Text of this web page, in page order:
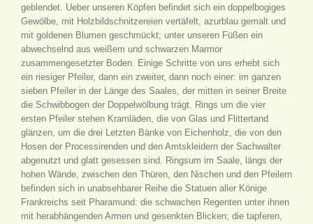
geblendet. Ueber unseren Köpfen befindet sich ein doppelbogiges
Gewölbe, mit Holzbildschnitzereien vertäfelt, azurblau gemalt und
mit goldenen Blumen geschmückt; unter unseren Füßen ein
abwechselnd aus weißem und schwarzen Marmor
zusammengesetzter Boden. Einige Schritte von uns erhebt sich
ein riesiger Pfeiler, dann ein zweiter, dann noch einer: im ganzen
sieben Pfeiler in der Länge des Saales, der mitten in seiner Breite
die Schwibbogen der Doppelwölbung trägt. Rings um die vier
ersten Pfeiler stehen Kramläden, die von Glas und Flittertand
glänzen, um die drei Letzten Bänke von Eichenholz, die von den
Hosen der Processirenden und den Amtskleidern der Sachwalter
abgenutzt und glatt gesessen sind. Ringsum im Saale, längs der
hohen Wände, zwischen den Thüren, den Nischen und den Pfeilern
befinden sich in unabsehbarer Reihe die Statuen aller Könige
Frankreichs seit Pharamund: die schwachen Regenten unter ihnen
mit herabhängenden Armen und gesenkten Blicken; die tapferen,